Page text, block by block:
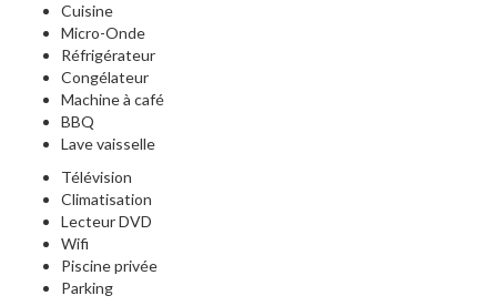
Cuisine
Micro-Onde
Réfrigérateur
Congélateur
Machine à café
BBQ
Lave vaisselle
Télévision
Climatisation
Lecteur DVD
Wifi
Piscine privée
Parking